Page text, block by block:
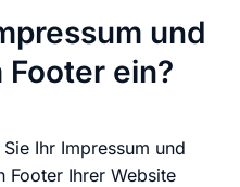
und
ein?
Ihr Impressum und
Footer Ihrer Website